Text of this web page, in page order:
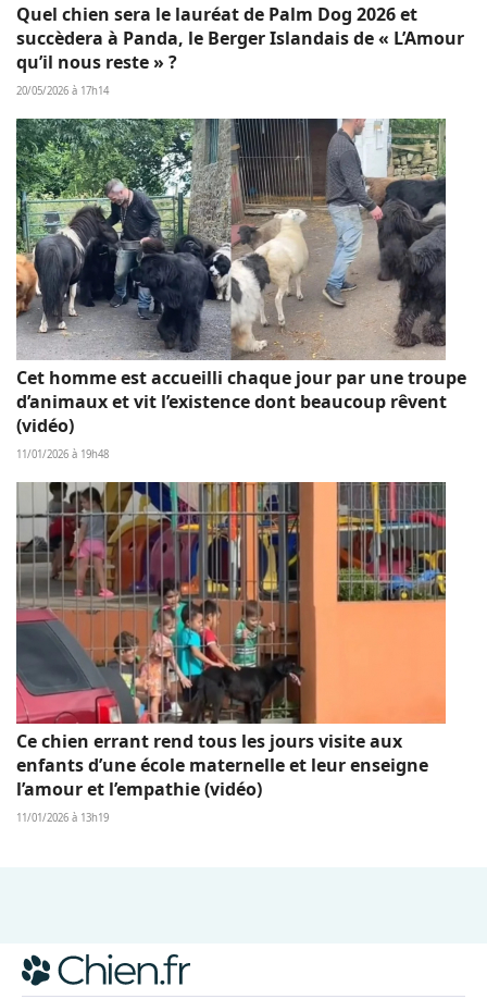
Quel chien sera le lauréat de Palm Dog 2026 et
succèdera à Panda, le Berger Islandais de « L’Amour
qu’il nous reste » ?
20/05/2026 à 17h14
Cet homme est accueilli chaque jour par une troupe
d’animaux et vit l’existence dont beaucoup rêvent
(vidéo)
11/01/2026 à 19h48
Ce chien errant rend tous les jours visite aux
enfants d’une école maternelle et leur enseigne
l’amour et l’empathie (vidéo)
11/01/2026 à 13h19